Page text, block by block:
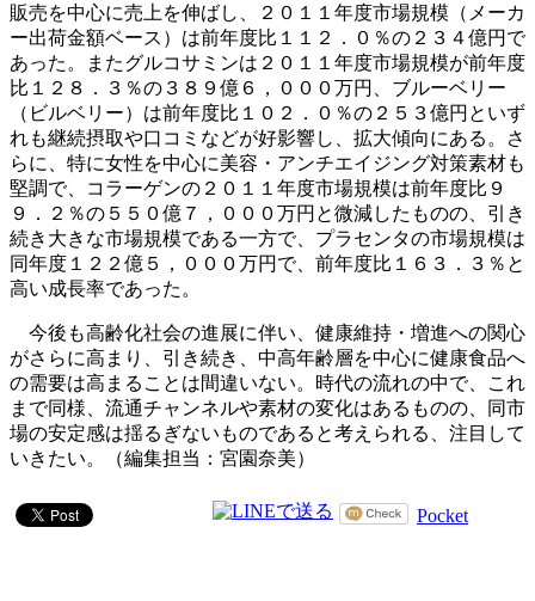
販売を中心に売上を伸ばし、２０１１年度市場規模（メーカ
ー出荷金額ベース）は前年度比１１２．０％の２３４億円で
あった。またグルコサミンは２０１１年度市場規模が前年度
比１２８．３％の３８９億６，０００万円、ブルーベリー
（ビルベリー）は前年度比１０２．０％の２５３億円といず
れも継続摂取や口コミなどが好影響し、拡大傾向にある。さ
らに、特に女性を中心に美容・アンチエイジング対策素材も
堅調で、コラーゲンの２０１１年度市場規模は前年度比９
９．２％の５５０億７，０００万円と微減したものの、引き
続き大きな市場規模である一方で、プラセンタの市場規模は
同年度１２２億５，０００万円で、前年度比１６３．３％と
高い成長率であった。
今後も高齢化社会の進展に伴い、健康維持・増進への関心
がさらに高まり、引き続き、中高年齢層を中心に健康食品へ
の需要は高まることは間違いない。時代の流れの中で、これ
まで同様、流通チャンネルや素材の変化はあるものの、同市
場の安定感は揺るぎないものであると考えられる、注目して
いきたい。（編集担当：宮園奈美）
Pocket